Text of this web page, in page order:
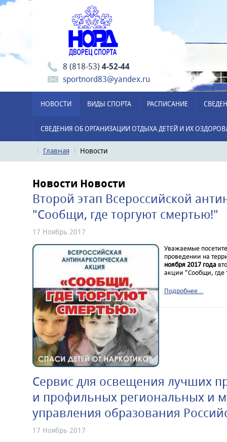
8 (818-53)4-52-44
sportnord83@yandex.ru
НОВОСТИ ВИДЫ СПОРТА РАСПИСАНИЕ
СВЕДЕНИЯ ОБ ОРГАНИЗАЦИИ ОТДЫХА ДЕТЕЙ И ИХ
Главная Новости
Новости Новости
Второй этап Всероссийской
"Сообщи, где торгуют смертью!"
17 Ноябрь 2017
Уважаемые
проведении на
ноября 2017 года
акции "Сообщи, где
Подробнее...
Сервис для освещения лучших
и профильных региональных и
управления образования
17 Ноябрь 2017